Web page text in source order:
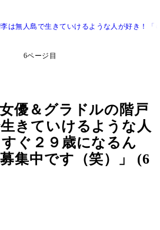
は無人島で生きていけるような人が好き！
6ページ目
優＆グラドルの階戸
きていけるような人
ぐ２９歳になるん
集中です（笑）」 (6